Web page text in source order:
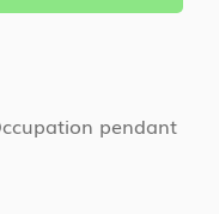
pendant